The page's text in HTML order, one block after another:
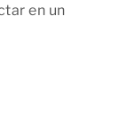
en un